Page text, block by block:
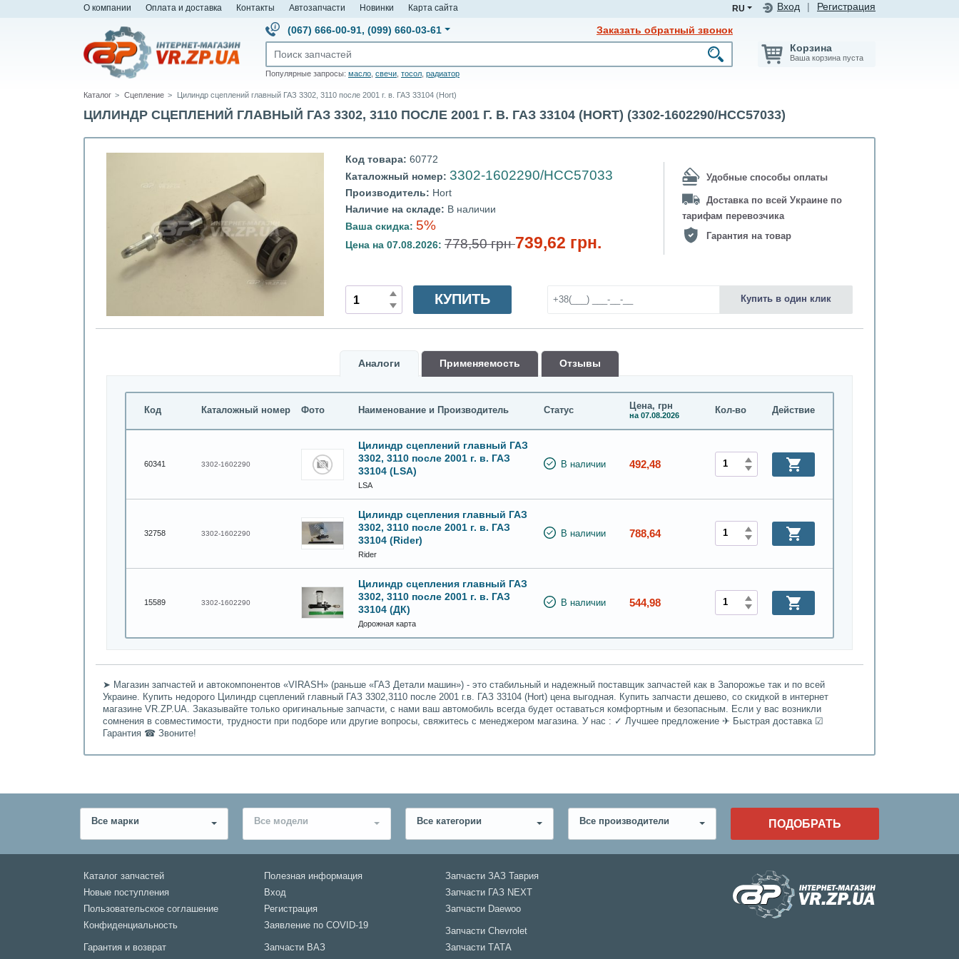
О компании Оплата и доставка Контакты Автозапчасти Новинки Карта сайта Вход Регистрация
RU
(067) 666-00-91, (099) 660-03-61 Заказать обратный звонок
Популярные запросы: масло свечи тосол радиатор
Корзина
Ваша корзина пуста
Каталог Сцепление Цилиндр сцеплений главный ГАЗ 3302, 3110 после 2001 г. в. ГАЗ 33104 (Hort)
ЦИЛИНДР СЦЕПЛЕНИЙ ГЛАВНЫЙ ГАЗ 3302, 3110 ПОСЛЕ 2001 Г. В. ГАЗ 33104 (HORT) (3302-1602290/HCC57033)
Код товара: 60772
Каталожный номер: 3302-1602290/HCC57033
Производитель: Hort
Наличие на складе: В наличии
Ваша скидка: 5%
Цена на 07.08.2026: 778,50 грн739,62 грн.
Удобные способы оплаты
Доставка по всей Украине по
тарифам перевозчика
Гарантия на товар
КУПИТЬ Купить в один клик
Аналоги Применяемость Oтзывы
Код Каталожный номер Фото Наименование и Производитель Статус Цена, грн
на 07.08.2026 Кол-во Действие
60341 3302-1602290
Цилиндр сцеплений главный ГАЗ
3302, 3110 после 2001 г. в. ГАЗ
33104 (LSA)
LSA
В наличии 492,48
32758 3302-1602290
Цилиндр сцепления главный ГАЗ
3302, 3110 после 2001 г. в. ГАЗ
33104 (Rider)
Rider
В наличии 788,64
15589 3302-1602290
Цилиндр сцепления главный ГАЗ
3302, 3110 после 2001 г. в. ГАЗ
33104 (ДК)
Дорожная карта
В наличии 544,98
➤ Магазин запчастей и автокомпонентов «VIRASH» (раньше «ГАЗ Детали машин») - это стабильный и надежный поставщик запчастей как в Запорожье так и по всей
Украине. Купить недорого Цилиндр сцеплений главный ГАЗ 3302,3110 после 2001 г.в. ГАЗ 33104 (Hort) цена выгодная. Купить запчасти дешево, со скидкой в интернет
магазине VR.ZP.UA. Заказывайте только оригинальные запчасти, с нами ваш автомобиль всегда будет оставаться комфортным и безопасным. Если у вас возникли
сомнения в совместимости, трудности при подборе или другие вопросы, свяжитесь с менеджером магазина. У нас : ✓ Лучшее предложение ✈ Быстрая доставка ☑
Гарантия ☎ Звоните!
Все марки Все модели Все категории Все производители ПОДОБРАТЬ
Каталог запчастей
Новые поступления
Пользовательское соглашение
Конфиденциальность
Гарантия и возврат
Полезная информация
Вход
Регистрация
Заявление по COVID-19
Запчасти ВАЗ
Запчасти ЗАЗ Таврия
Запчасти ГАЗ NEXT
Запчасти Daewoo
Запчасти Chevrolet
Запчасти ТАТА